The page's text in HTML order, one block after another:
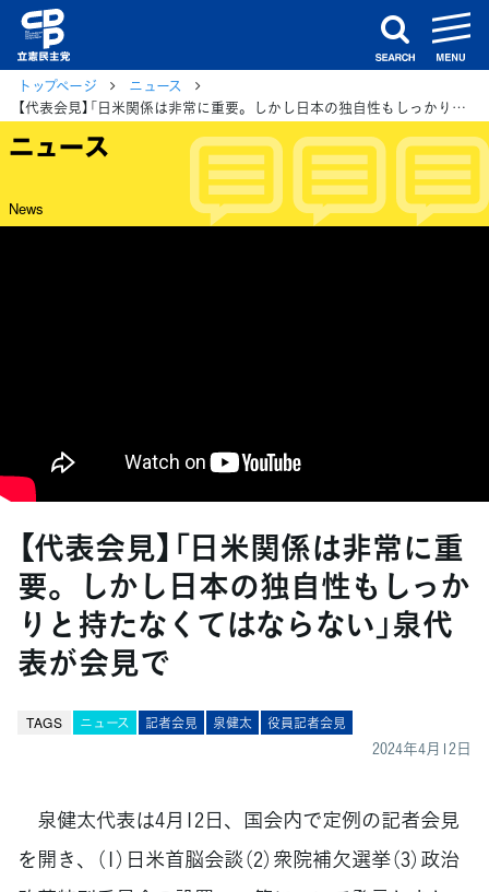
search
トップページ
ニュース
【代表会見】「日米関係は非常に重要。しかし日本の独自性もしっかりと持たなくてはならない」泉代表が会見で
ニュース
News
【代表会見】「日米関係は非常に重
要。しかし日本の独自性もしっか
りと持たなくてはならない」泉代
表が会見で
TAGS ニュース 記者会見 泉健太 役員記者会見
2024年4月12日
泉健太代表は4月12日、国会内で定例の記者会見
を開き、（1）日米首脳会談（2）衆院補欠選挙（3）政治